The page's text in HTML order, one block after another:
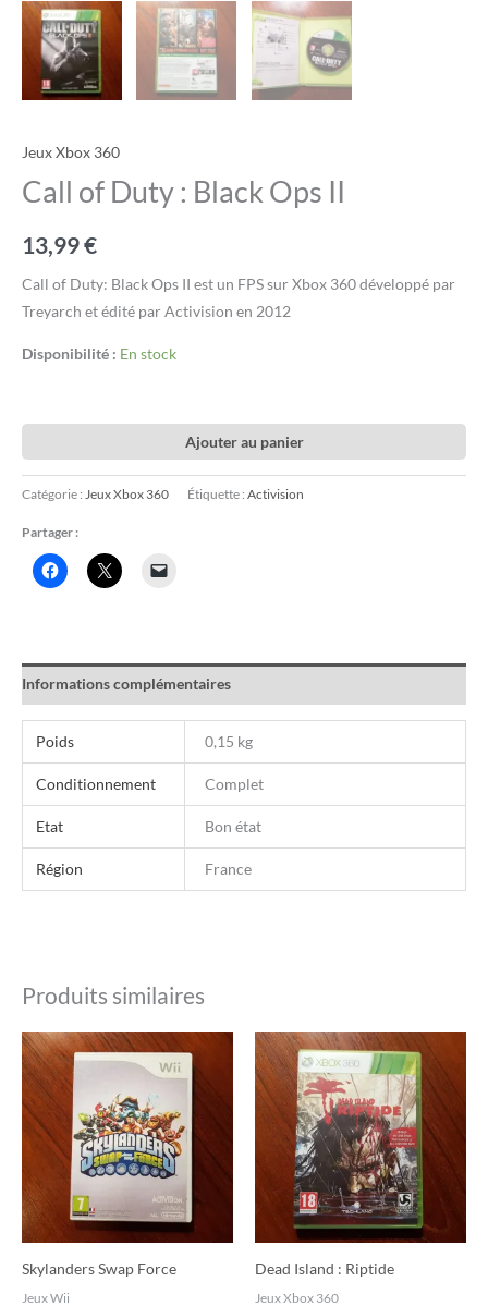
Jeux Xbox 360
Call of Duty : Black Ops II
13,99€
Call of Duty: Black Ops II est un FPS sur Xbox 360 développé par
Treyarch et édité par Activision en 2012
Disponibilité : En stock
Ajouter au panier
Catégorie : Jeux Xbox 360 Étiquette : Activision
Partager :
Informations complémentaires
Poids 0,15 kg
Conditionnement Complet
Etat Bon état
Région France
Produits similaires
Skylanders Swap Force
Jeux Wii
Dead Island : Riptide
Jeux Xbox 360